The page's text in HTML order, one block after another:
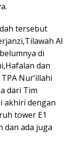
tersebut
Al
di
dan
Nur’illahi
dari Tim
akhiri dengan
tower E1
dan ada juga